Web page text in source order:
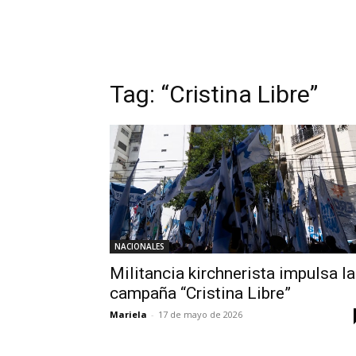
Tag: “Cristina Libre”
NACIONALES
Militancia kirchnerista impulsa la
campaña “Cristina Libre”
Mariela - 17 de mayo de 2026